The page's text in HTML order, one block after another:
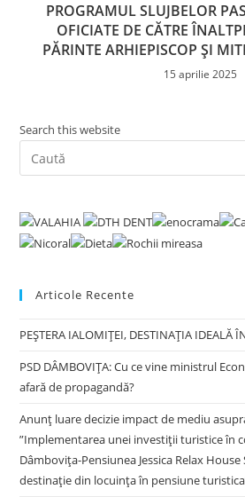
PROGRAMUL SLUJBELOR
OFICIATE DE CĂTRE
PĂRINTE ARHIEPISCOP ȘI
15 aprilie 2025
Search this website
Articole Recente
PEȘTERA IALOMIȚEI, DESTINAȚIA IDEALĂ
PSD DÂMBOVIȚA: Cu ce vine ministrul
afară de propagandă?
Anunț luare decizie impact de mediu
”Implementarea unei investiții turistice în
Dâmbovița-Pensiunea Jessica Relax House
destinație din locuința în pensiune